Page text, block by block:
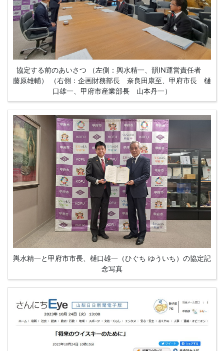
協定する前のあいさつ （左側：輿水精一、韻IN運営責任者
藤原雄輔） （右側：企画財務部長 奈良田康至、甲府市長 樋
口雄一、甲府市産業部長 山本丹一）
輿水精一と甲府市市長、樋口雄一（ひぐち ゆういち）の協定記
念写真